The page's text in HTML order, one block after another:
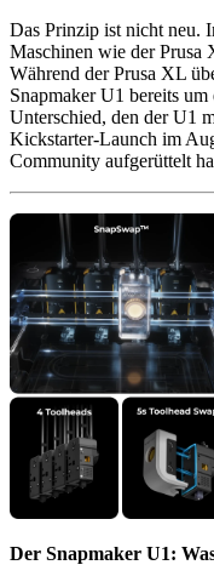
Das Prinzip ist nicht neu.
Maschinen wie der Prusa
Während der Prusa XL
Snapmaker U1 bereits
Unterschied, den der U1
Kickstarter-Launch im
Community aufgerüttelt
Der Snapmaker U1: